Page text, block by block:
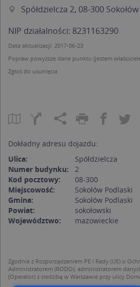
Spółdzielcza 2, 08-300
NIP działalności: 8231163290
Data aktualizacji: 2017-06-23
Popraw powyższe dane punktu (jestem
Zgłoś do usunięcia
Dokładny adresu dojazdu:
Ulica:
Spółdzielcza
Numer budynku:
2
Kod pocztowy:
08-300
Miejscowość:
Sokołów Podlaski
Gmina:
Sokołów Podlaski
Powiat:
sokołowski
Województwo:
mazowieckie
Zgodnie z Rozporządzeniem PE i Rady (UE) o
Administratorem (RODO), administratorem
(Operator) z siedzibą w Warszawie przy ulicy